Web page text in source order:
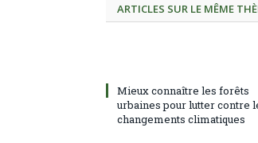
ARTICLES SUR LE MÊME
Mieux connaître les forêts
urbaines pour lutter contre
changements climatiques